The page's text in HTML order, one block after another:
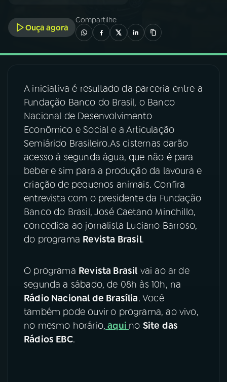
A RÁDIO
03PROGRAMAÇÃO
04PROGRAMAS
PODCASTS
06VIDEOCASTS
ÚLTIMAS
08FESTIVAL DE MÚSICA
YouTube Facebook
TikTok
Ouça agora
Compartilhe
A iniciativa é resultado da parceria entre a
Fundação Banco do Brasil, o Banco
Nacional de Desenvolvimento
Econômico e Social e a Articulação
Semiárido Brasileiro.As cisternas darão
acesso à segunda água, que não é para
beber e sim para a produção da lavoura e
criação de pequenos animais. Confira
entrevista com o presidente da Fundação
Banco do Brasil, José Caetano Minchillo,
concedida ao jornalista Luciano Barroso,
do programa Revista Brasil.
O programa Revista Brasil vai ao ar de
segunda a sábado, de 08h às 10h, na
Rádio Nacional de Brasília. Você
também pode ouvir o programa, ao vivo,
no mesmo horário, aqui no Site das
Rádios EBC.